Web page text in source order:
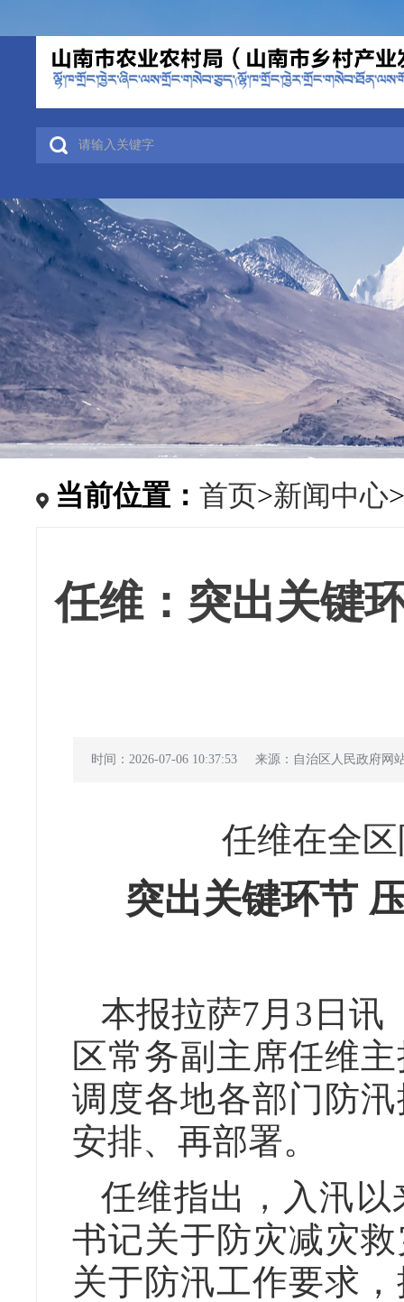
当前位置： 首页>新闻中心>
任维：突出关键
时间：2026-07-06 10:37:53 来源：自治区人民政府网
任维在全
突出关键环节
本报拉萨7月3日讯
区常务副主席任维
调度各地各部门防
安排、再部署。
任维指出，入汛
书记关于防灾减灾
关于防汛工作要求